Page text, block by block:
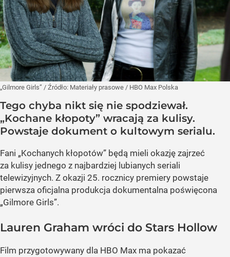
„Gilmore Girls” / Źródło: Materiały prasowe / HBO Max Polska
Tego chyba nikt się nie spodziewał.
„Kochane kłopoty” wracają za kulisy.
Powstaje dokument o kultowym serialu.
Fani „Kochanych kłopotów” będą mieli okazję zajrzeć
za kulisy jednego z najbardziej lubianych seriali
telewizyjnych. Z okazji 25. rocznicy premiery powstaje
pierwsza oficjalna produkcja dokumentalna poświęcona
„Gilmore Girls”.
Lauren Graham wróci do Stars Hollow
Film przygotowywany dla HBO Max ma pokazać